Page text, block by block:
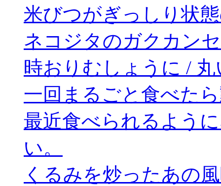
米びつがぎっしり状
ネコジタのガクカン
時おりむしょうに /
一回まるごと食べた
最近食べられるよう
い。
くるみを炒ったあの